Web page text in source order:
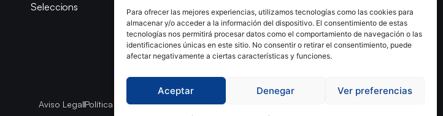
Para ofrecer las mejores experiencias, utilizamos tecnologías como las cookies para
almacenar y/o acceder a la información del dispositivo. El consentimiento de estas
tecnologías nos permitirá procesar datos como el comportamiento de navegación o las
identificaciones únicas en este sitio. No consentir o retirar el consentimiento, puede
afectar negativamente a ciertas características y funciones.
Aceptar Denegar Ver preferencias
Seleccions
Tecnificació Territorial
CATH
Promoció
Notícies
Adreces de contacte
Aviso LegalPolítica de CookiesPolítica de Privacidad